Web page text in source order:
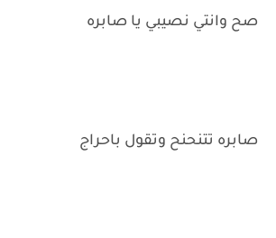
صح وانتي نصيبي يا صابره
صابره تتنحنح وتقول باحراج